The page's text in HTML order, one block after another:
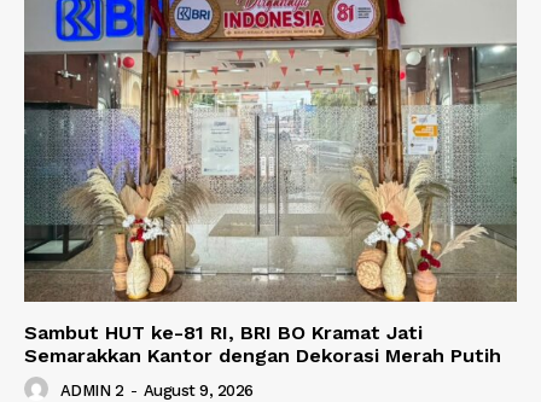
Sambut HUT ke-81 RI, BRI BO Kramat Jati
Semarakkan Kantor dengan Dekorasi Merah Putih
ADMIN 2 - August 9, 2026